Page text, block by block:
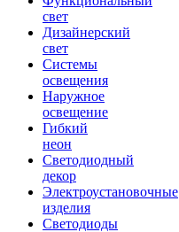
свет
Дизайнерский
свет
Системы
освещения
Наружное
освещение
Гибкий
неон
Светодиодный
декор
Электроустановочные
изделия
Светодиоды